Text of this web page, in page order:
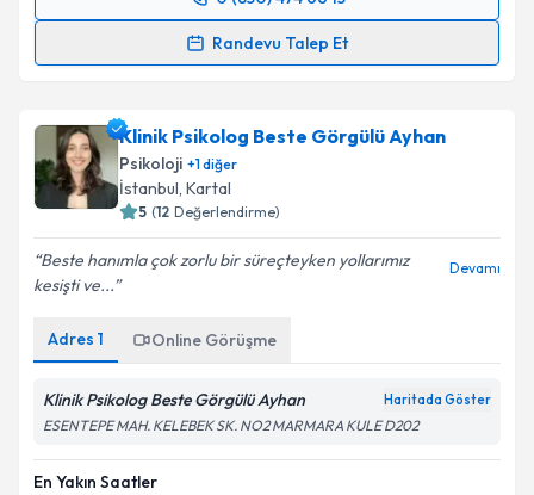
Randevu Talep Et
Randevu Takvimi Talebi
randevu almanız için bir takvim hazırlandığında e-
posta ile bilgilendireceğiz.
E-posta Adresiniz
Metni'ni okudum ve kişisel verilerimin belirtilen
Klinik Psikolog Beste Görgülü Ayhan
Psikoloji +1diğer
İstanbul, Kartal
5 (12 Değerlendirme)
Beste hanımla çok zorlu bir süreçteyken yollarımız
kesişti ve...
Devamı
Adres 1 Online Görüşme
Klinik Psikolog Beste Görgülü Ayhan Haritada Göster
ESENTEPE MAH. KELEBEK SK. NO2 MARMARA KULE D202
En Yakın Saatler